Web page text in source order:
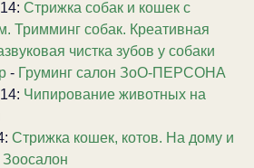
Стрижка собак и кошек с
Тримминг собак. Креативная
чистка зубов у собаки
- Груминг салон ЗоО-ПЕРСОНА
Чипирование животных на
Стрижка кошек, котов. На дому и
Зоосалон